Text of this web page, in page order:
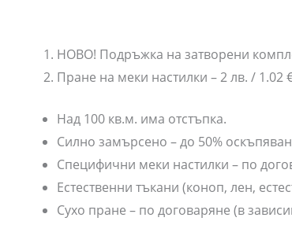
НОВО! Подръжка на затворени
Пране на меки настилки – 2 лв. / 1.02
Над 100 кв.м. има отстъпка.
Силно замърсено – до 50%
Специфични меки настилки – по
Естественни тъкани (коноп, лен,
Сухо пране – по договаряне (в